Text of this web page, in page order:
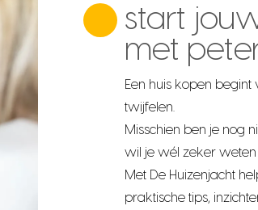
start
met
Een huis kopen
twijfelen.
Misschien ben je nog
wil je wél zeker weten
Met De Huizenjacht
praktische tips,